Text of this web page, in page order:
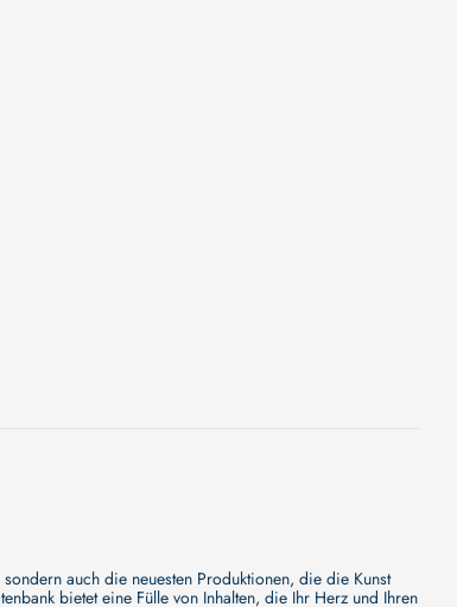
auch die neuesten Produktionen, die die Kunst
bietet eine Fülle von Inhalten, die Ihr Herz und Ihren